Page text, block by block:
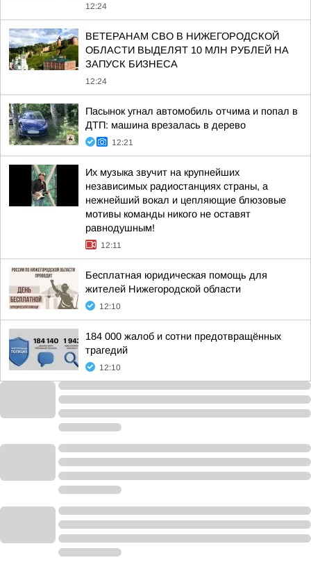
12:24
ВЕТЕРАНАМ СВО В НИЖЕГОРОДСКОЙ
ОБЛАСТИ ВЫДЕЛЯТ 10 МЛН РУБЛЕЙ НА
ЗАПУСК БИЗНЕСА
12:24
Пасынок угнал автомобиль отчима и попал в
ДТП: машина врезалась в дерево
12:21
Их музыка звучит на крупнейших
независимых радиостанциях страны, а
нежнейший вокал и цепляющие блюзовые
мотивы команды никого не оставят
равнодушным!
12:11
Бесплатная юридическая помощь для
жителей Нижегородской области
12:10
184 000 жалоб и сотни предотвращённых
трагедий
12:10